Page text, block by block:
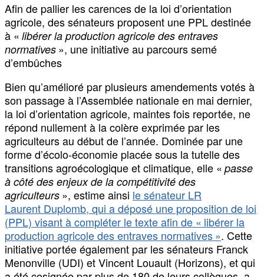
Afin de pallier les carences de la loi d’orientation
agricole, des sénateurs proposent une PPL destinée
à « libérer la production agricole des entraves
normatives », une initiative au parcours semé
d’embûches
Bien qu’amélioré par plusieurs amendements votés à
son passage à l’Assemblée nationale en mai dernier,
la loi d’orientation agricole, maintes fois reportée, ne
répond nullement à la colère exprimée par les
agriculteurs au début de l’année. Dominée par une
forme d’écolo-économie placée sous la tutelle des
transitions agroécologique et climatique, elle « passe
à côté des enjeux de la compétitivité des
agriculteurs », estime ainsi le sénateur LR
Laurent Duplomb, qui a déposé une proposition de loi
(PPL) visant à compléter le texte afin de « libérer la
production agricole des entraves normatives ». Cette
initiative portée également par les sénateurs Franck
Menonville (UDI) et Vincent Louault (Horizons), et qui